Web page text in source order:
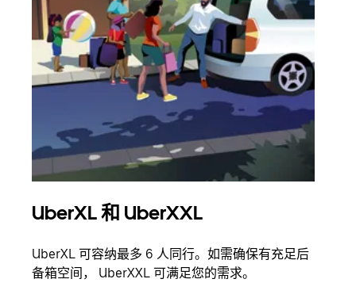
UberXL 和 UberXXL
UberXL 可容纳最多 6 人同行。如需确保有充足后
备箱空间， UberXXL 可满足您的需求。